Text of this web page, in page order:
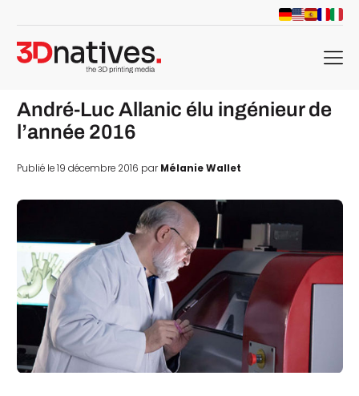
menu
André-Luc Allanic élu ingénieur de
l’année 2016
Publié le 19 décembre 2016 parMélanie Wallet